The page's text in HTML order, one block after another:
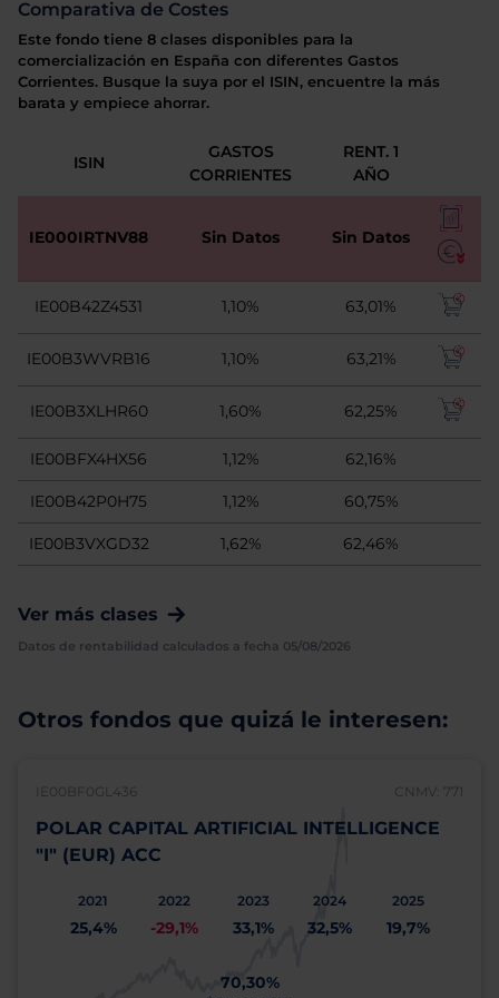
Comparativa de Costes
Este fondo tiene 8 clases disponibles para la
comercialización en España con diferentes Gastos
Corrientes. Busque la suya por el ISIN, encuentre la más
barata y empiece ahorrar.
ISIN
GASTOS
CORRIENTES
RENT. 1
AÑO
IE000IRTNV88 Sin Datos Sin Datos
IE00B42Z4531 1,10% 63,01%
IE00B3WVRB16 1,10% 63,21%
IE00B3XLHR60 1,60% 62,25%
IE00BFX4HX56 1,12% 62,16%
IE00B42P0H75 1,12% 60,75%
IE00B3VXGD32 1,62% 62,46%
Ver más clases
Datos de rentabilidad calculados a fecha 05/08/2026
Otros fondos que quizá le interesen:
IE00BF0GL436 CNMV: 771
POLAR CAPITAL ARTIFICIAL INTELLIGENCE
"I" (EUR) ACC
2021
25,4%
2022
-29,1%
2023
33,1%
2024
32,5%
2025
19,7%
70,30%